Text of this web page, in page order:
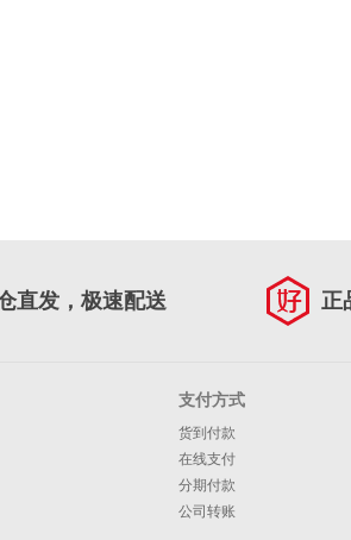
直发，极速配送 正
支付方式
货到付款
在线支付
分期付款
公司转账